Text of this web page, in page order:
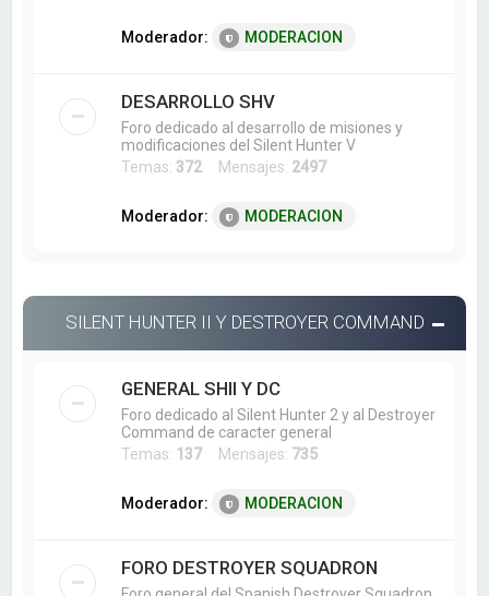
Moderador: MODERACION
DESARROLLO SHV
Foro dedicado al desarrollo de misiones y
modificaciones del Silent Hunter V
Temas: 372Mensajes: 2497
Moderador: MODERACION
SILENT HUNTER II Y DESTROYER COMMAND
GENERAL SHII Y DC
Foro dedicado al Silent Hunter 2 y al Destroyer
Command de caracter general
Temas: 137Mensajes: 735
Moderador: MODERACION
FORO DESTROYER SQUADRON